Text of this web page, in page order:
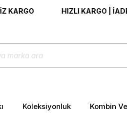
HIZLI KARGO | İADE VE
Koleksiyonluk Kombin